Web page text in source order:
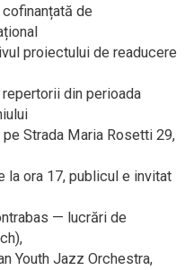
de
proiectului de readucere
din perioada
Strada Maria Rosetti 29,
la ora 17, publicul e invitat
— lucrări de
Youth Jazz Orchestra,